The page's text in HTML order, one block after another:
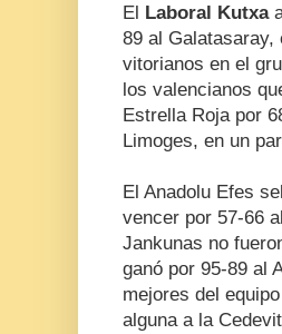
El Laboral Kutxa
89 al
vitorianos en el
los valencianos
Estrella Roja por
Limoges, en un
El Anadolu Efes
vencer por 57-66
Jankunas no
ganó por 95-89 al
mejores del
alguna a la